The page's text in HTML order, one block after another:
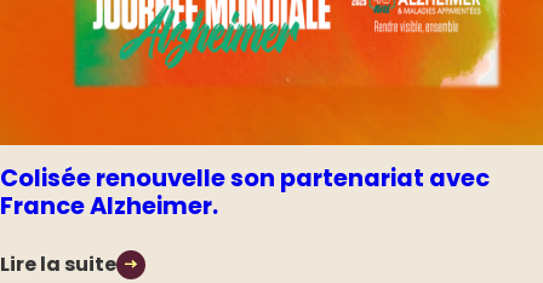
Colisée renouvelle son partenariat avec
France Alzheimer.
Lire la suite